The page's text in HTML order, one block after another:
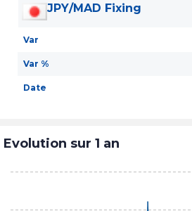
JPY/MAD Fixing
Var
Var %
Date
Evolution sur 1 an